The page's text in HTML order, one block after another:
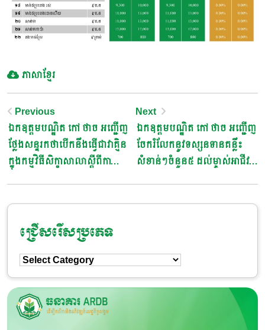
ភាសាខ្មែរ
Post
Navigation
Previous
ឯកឧត្តមបណ្ឌិត កៅ ថាច អញ្ជើញ
ថ្លែងសន្ទរកថាបើកនឹងធ្វើជាវាគ្មិន
ក្នុងកម្មវិធីសិក្ខាសាលាស្តីពីកាលានុ
Next
ឯកឧត្តមបណ្ឌិត កៅ ថាច អញ្ជើញ
ចែករំលែកនូវទស្សនទានគន្លឹះ
សំខាន់ៗចំនួន៥ ដល់ម្ចាស់អាជីវ
ជ្រើសរើសប្រភេទ
ជ្រើសរើស
ប្រភេទ